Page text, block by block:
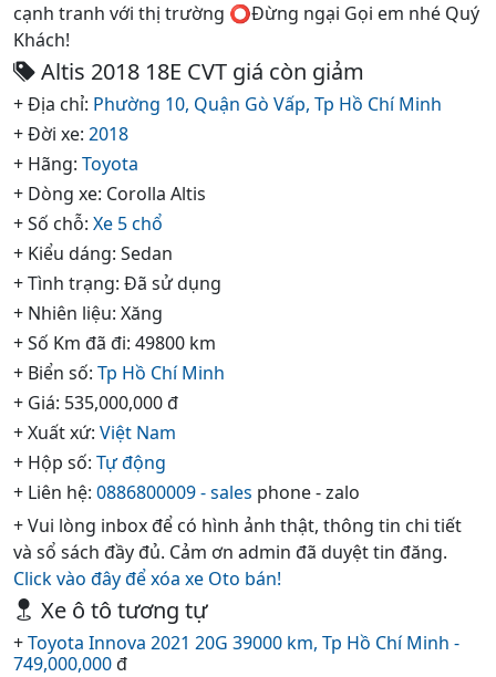
cạnh tranh với thị trường ⭕Đừng ngại Gọi em nhé Quý
Khách!
Altis 2018 18E CVT giá còn giảm
+ Địa chỉ: Phường 10, Quận Gò Vấp, Tp Hồ Chí Minh
+ Đời xe: 2018
+ Hãng: Toyota
+ Dòng xe: Corolla Altis
+ Số chỗ: Xe 5 chổ
+ Kiểu dáng: Sedan
+ Tình trạng: Đã sử dụng
+ Nhiên liệu: Xăng
+ Số Km đã đi: 49800 km
+ Biển số: Tp Hồ Chí Minh
+ Giá: 535,000,000 đ
+ Xuất xứ: Việt Nam
+ Hộp số: Tự động
+ Liên hệ: 0886800009 - sales phone - zalo
+ Vui lòng inbox để có hình ảnh thật, thông tin chi tiết
và sổ sách đầy đủ. Cảm ơn admin đã duyệt tin đăng.
Click vào đây để xóa xe Oto bán!
Xe ô tô tương tự
+Toyota Innova 2021 20G 39000 km, Tp Hồ Chí Minh -
749,000,000đ